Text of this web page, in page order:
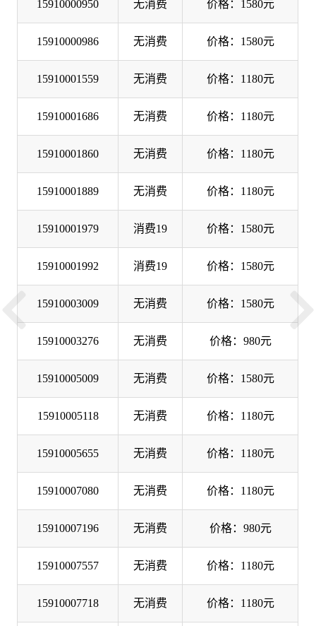
15910000950 无消费 价格：1580元
15910000986 无消费 价格：1580元
15910001559 无消费 价格：1180元
15910001686 无消费 价格：1180元
15910001860 无消费 价格：1180元
15910001889 无消费 价格：1180元
15910001979 消费19 价格：1580元
15910001992 消费19 价格：1580元
15910003009 无消费 价格：1580元
15910003276 无消费 价格：980元
15910005009 无消费 价格：1580元
15910005118 无消费 价格：1180元
15910005655 无消费 价格：1180元
15910007080 无消费 价格：1180元
15910007196 无消费 价格：980元
15910007557 无消费 价格：1180元
15910007718 无消费 价格：1180元